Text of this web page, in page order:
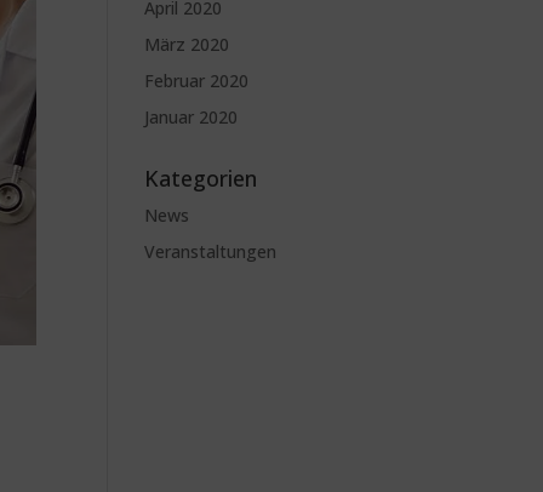
April 2020
März 2020
Februar 2020
Januar 2020
Kategorien
News
Veranstaltungen